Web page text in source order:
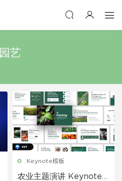
园艺
Keynote模板
农业主题演讲 Keynote